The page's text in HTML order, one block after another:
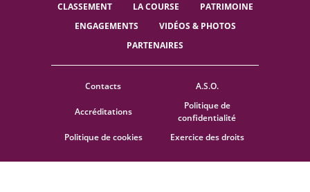
CLASSEMENT
LA COURSE
PATRIMOINE
ENGAGEMENTS
VIDÉOS & PHOTOS
PARTENAIRES
Contacts A.S.O.
Accréditations
Politique de
confidentialité
Politique de cookies
Exercice des droits